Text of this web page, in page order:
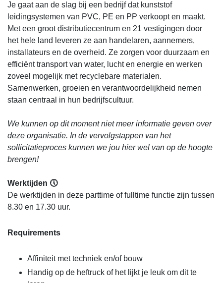
Je gaat aan de slag bij een bedrijf dat kunststof
leidingsystemen van PVC, PE en PP verkoopt en maakt.
Met een groot distributiecentrum en 21 vestigingen door
het hele land leveren ze aan handelaren, aannemers,
installateurs en de overheid. Ze zorgen voor duurzaam en
efficiënt transport van water, lucht en energie en werken
zoveel mogelijk met recyclebare materialen.
Samenwerken, groeien en verantwoordelijkheid nemen
staan centraal in hun bedrijfscultuur.
We kunnen op dit moment niet meer informatie geven over
deze organisatie. In de vervolgstappen van het
sollicitatieproces kunnen we jou hier wel van op de hoogte
brengen!
Werktijden 🕔
De werktijden in deze parttime of fulltime functie zijn tussen
8.30 en 17.30 uur.
Requirements
Affiniteit met techniek en/of bouw
Handig op de heftruck of het lijkt je leuk om dit te